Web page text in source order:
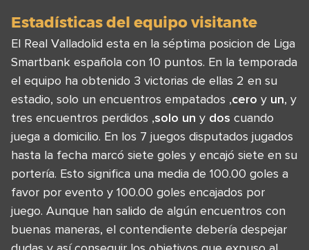
Estadísticas del equipo visitante
El Real Valladolid esta en la séptima posicion de Liga
Smartbank española con 10 puntos. En la temporada
el equipo ha obtenido 3 victorias de ellas 2 en su
estadio, solo un encuentros empatados ,cero y un, y
tres encuentros perdidos ,solo un y dos cuando
juega a domicilio. En los 7 juegos disputados jugados
hasta la fecha marcó siete goles y encajó siete en su
portería. Esto significa una media de 100.00 goles a
favor por evento y 100.00 goles encajados por
juego. Aunque han salido de algún encuentros con
buenas maneras, el contendiente debería despejar